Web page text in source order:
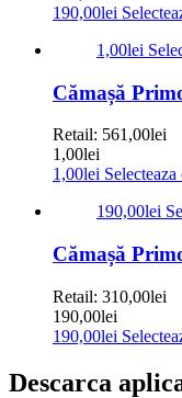
190,00lei
1,00lei
Cămașă
Retail: 561,00lei
1,00lei
1,00lei
190,00lei
Cămașă
Retail: 310,00lei
190,00lei
190,00lei
Descarca